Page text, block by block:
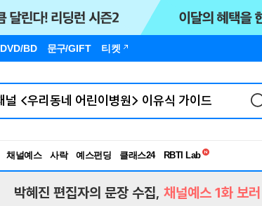
DVD/BD 문구/GIFT 티켓
채널예스 사락 예스펀딩 클래스24
독서유형검사
박혜진 편집자의 문장 수집, 채널예스 1화 보